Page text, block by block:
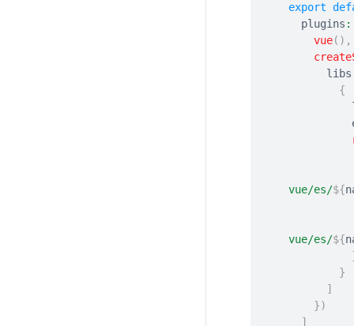
export
  plugins
:
vue( ) ,
      libs
{
vue/es/${
vue/es/${
}
]
})
]